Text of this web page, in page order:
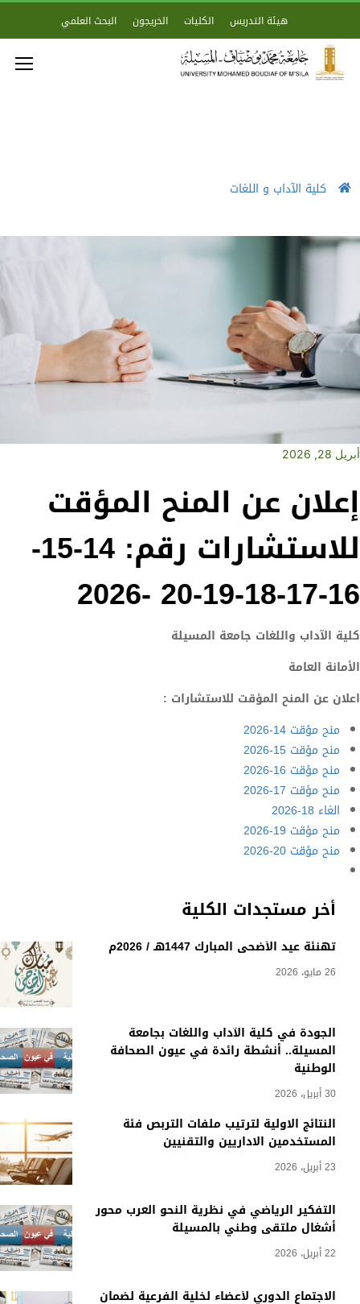
هيئة التدريس الكليات الخريجون البحث العلمي
كلية الآداب و اللغات
أخر مستجدات الكلية
تهنئة عيد الأضحى المبارك 1447هـ / 2026م
26 مايو، 2026
الجودة في كلية الآداب واللغات بجامعة
المسيلة.. أنشطة رائدة في عيون الصحافة
الوطنية
30 أبريل، 2026
النتائج الاولية لترتيب ملفات التربص فئة
المستخدمين الاداريين والتقنيين
23 أبريل، 2026
التفكير الرياضي في نظرية النحو العرب محور
أشغال ملتقى وطني بالمسيلة
22 أبريل، 2026
الاجتماع الدوري لأعضاء لخلية الفرعية لضمان
أبريل 28, 2026
إعلان عن المنح المؤقت
للاستشارات رقم: 14-15-
16-17-18-19-20 -2026
كلية الآداب واللغات جامعة المسيلة
الأمانة العامة
اعلان عن المنح المؤقت للاستشارات :
منح مؤقت 14-2026
منح مؤقت 15-2026
منح مؤقت 16-2026
منح مؤقت 17-2026
الغاء 18-2026
منح مؤقت 19-2026
منح مؤقت 20-2026